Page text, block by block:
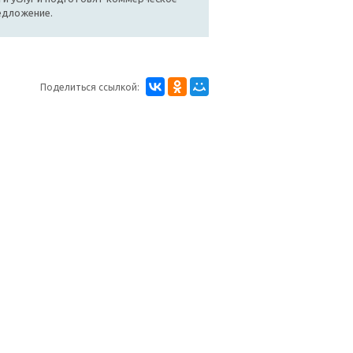
Поделиться ссылкой: